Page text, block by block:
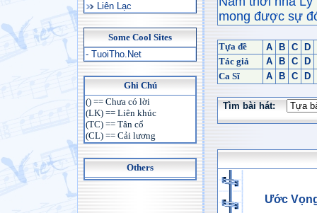
Liên Lạc
Some Cool Sites
- TuoiTho.Net
Ghi Chú
() == Chưa có lời
(LK) == Liên khúc
(TC) == Tân cổ
(CL) == Cải lương
Others
mong được sự
Tựa đề A B C
D
Tác giả
A B C
D
Ca Sĩ
A B C D
Tìm bài hát:
Ước